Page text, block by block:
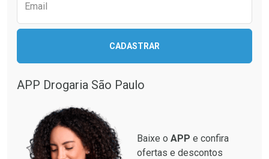
Comprar sem Desconto
Por R$ 39,99/cada
Por R$ 39,99/cada
Por R$ 24,99/cada
Email
CADASTRAR
APP Drogaria São Paulo
Baixe o APP e confira
ofertas e descontos